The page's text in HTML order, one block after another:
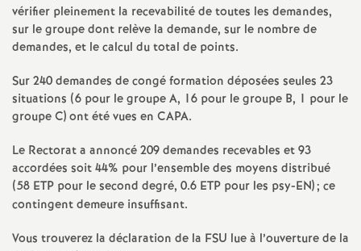
n
s
d
e
S
vérifier pleinement la recevabilité de toutes les demandes,
sur le groupe dont relève la demande, sur le nombre de
demandes, et le calcul du total de points.
Sur 240 demandes de congé formation déposées seules 23
situations (6 pour le groupe A, 16 pour le groupe B, 1 pour le
groupe C) ont été vues en CAPA.
Le Rectorat a annoncé 209 demandes recevables et 93
accordées soit 44% pour l’ensemble des moyens distribué
(58 ETP pour le second degré, 0.6 ETP pour les psy-EN); ce
contingent demeure insuffisant.
Vous trouverez la déclaration de la FSU lue à l’ouverture de la